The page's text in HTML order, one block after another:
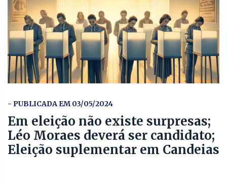
- PUBLICADA EM 03/05/2024
Em eleição não existe surpresas;
Léo Moraes deverá ser candidato;
Eleição suplementar em Candeias